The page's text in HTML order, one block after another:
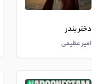
دختر بندر
امیر عظیمی